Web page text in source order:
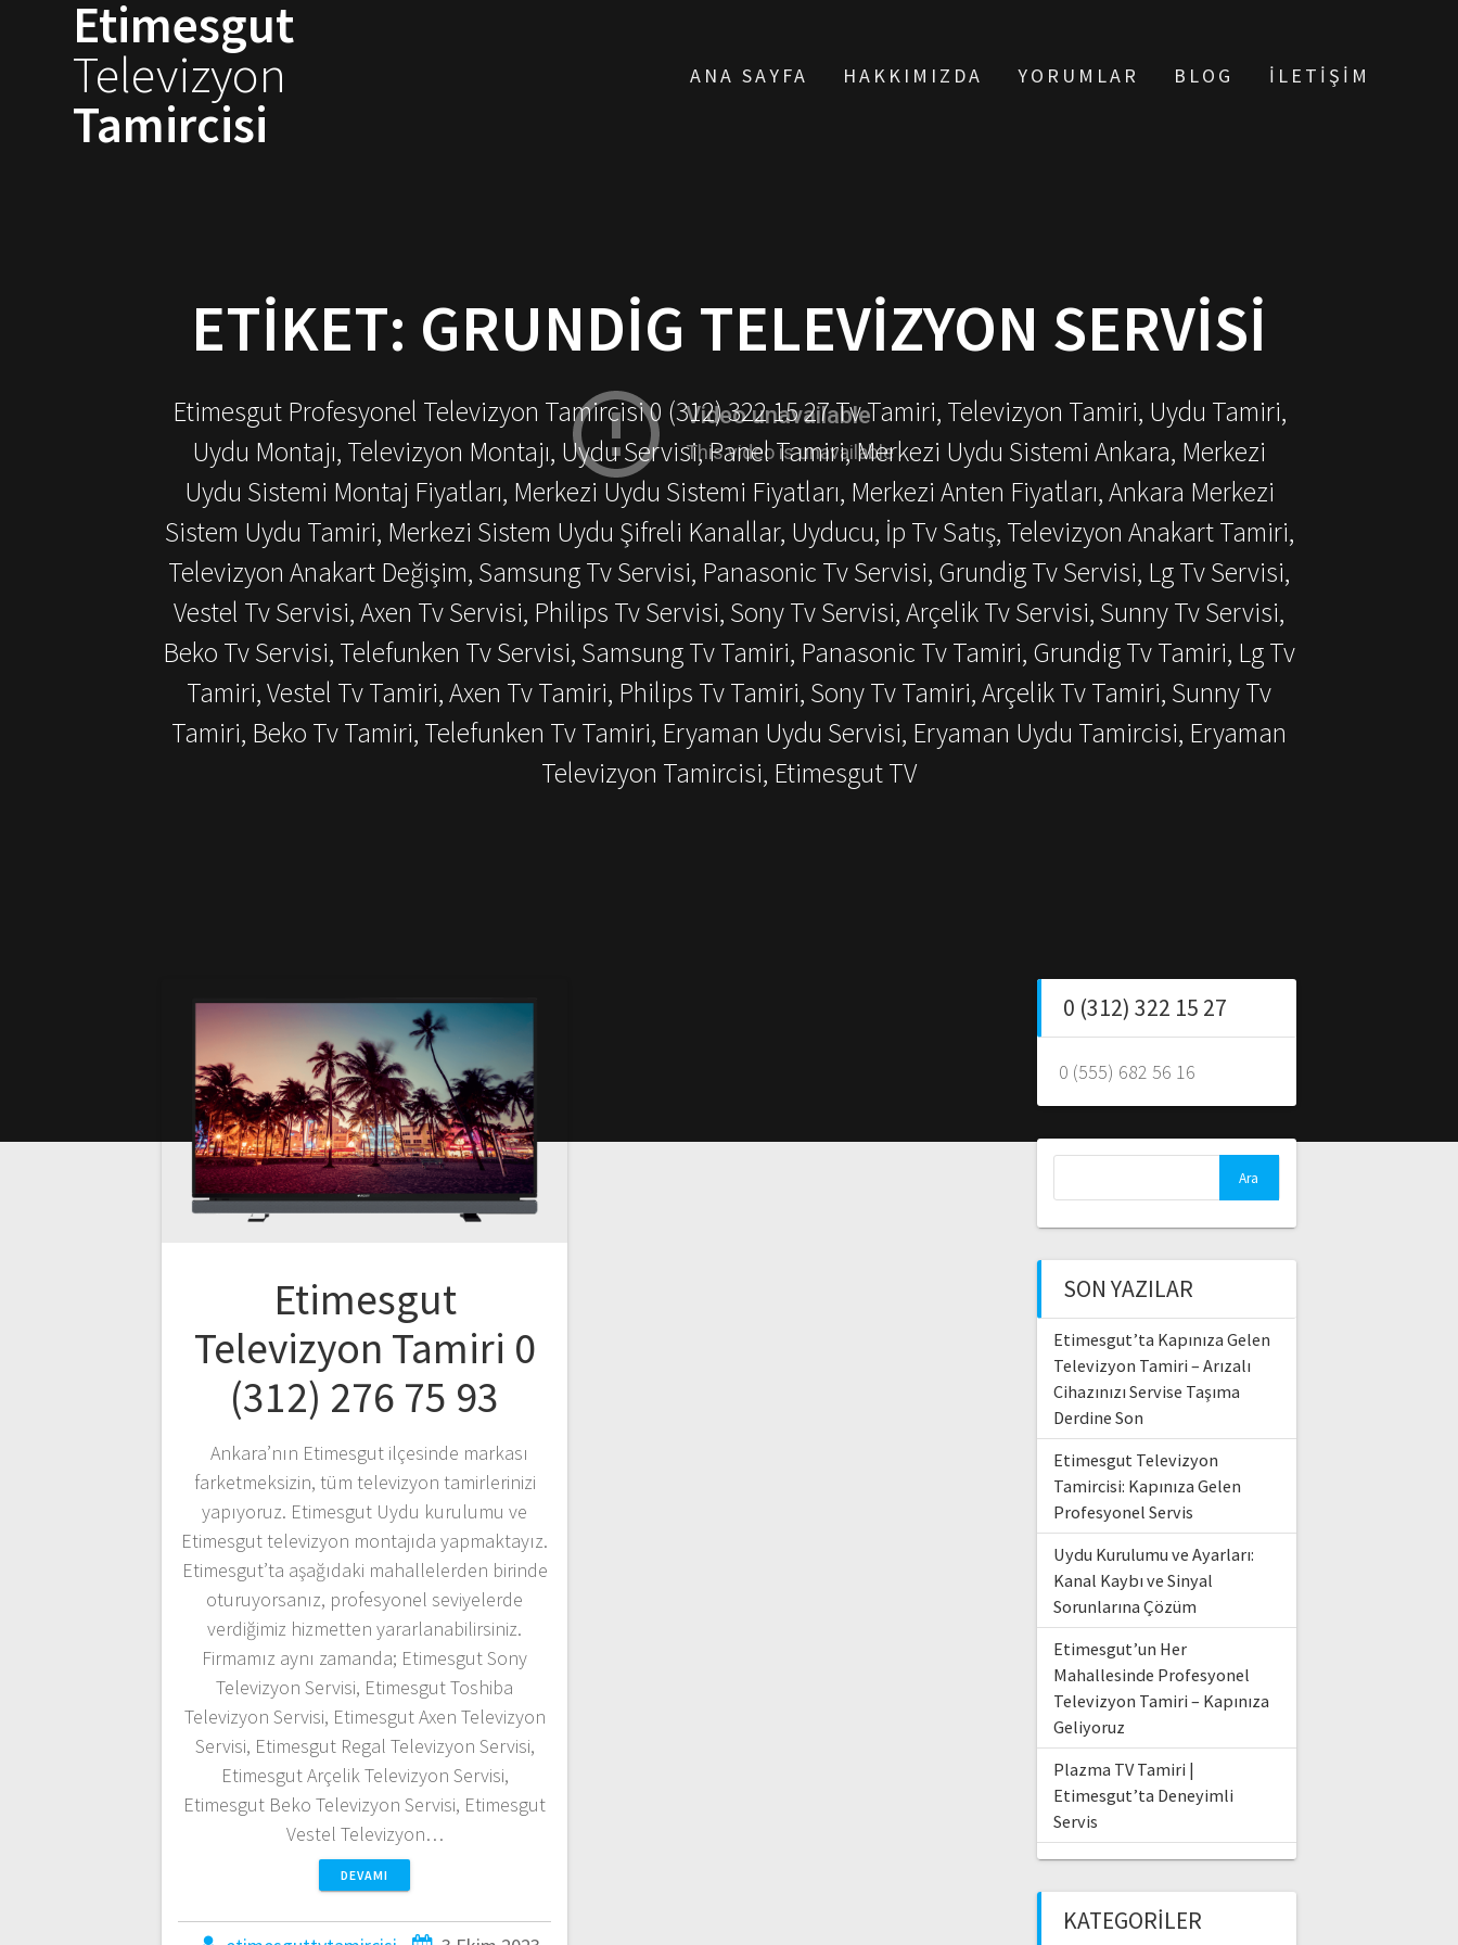
Etimesgut
Televizyon
Tamircisi
ANA SAYFA HAKKIMIZDA YORUMLAR BLOG İLETIŞIM
ETIKET: GRUNDIG TELEVIZYON SERVISI
Etimesgut Profesyonel Televizyon Tamircisi 0 (312) 322 15 27 Tv Tamiri, Televizyon Tamiri, Uydu Tamiri,
Uydu Montajı, Televizyon Montajı, Uydu Servisi, Panel Tamiri, Merkezi Uydu Sistemi Ankara, Merkezi
Uydu Sistemi Montaj Fiyatları, Merkezi Uydu Sistemi Fiyatları, Merkezi Anten Fiyatları, Ankara Merkezi
Sistem Uydu Tamiri, Merkezi Sistem Uydu Şifreli Kanallar, Uyducu, İp Tv Satış, Televizyon Anakart Tamiri,
Televizyon Anakart Değişim, Samsung Tv Servisi, Panasonic Tv Servisi, Grundig Tv Servisi, Lg Tv Servisi,
Vestel Tv Servisi, Axen Tv Servisi, Philips Tv Servisi, Sony Tv Servisi, Arçelik Tv Servisi, Sunny Tv Servisi,
Beko Tv Servisi, Telefunken Tv Servisi, Samsung Tv Tamiri, Panasonic Tv Tamiri, Grundig Tv Tamiri, Lg Tv
Tamiri, Vestel Tv Tamiri, Axen Tv Tamiri, Philips Tv Tamiri, Sony Tv Tamiri, Arçelik Tv Tamiri, Sunny Tv
Tamiri, Beko Tv Tamiri, Telefunken Tv Tamiri, Eryaman Uydu Servisi, Eryaman Uydu Tamircisi, Eryaman
Televizyon Tamircisi, Etimesgut TV
Etimesgut
Televizyon Tamiri 0
(312) 276 75 93
Ankara’nın Etimesgut ilçesinde markası
farketmeksizin, tüm televizyon tamirlerinizi
yapıyoruz. Etimesgut Uydu kurulumu ve
Etimesgut televizyon montajıda yapmaktayız.
Etimesgut’ta aşağıdaki mahallelerden birinde
oturuyorsanız, profesyonel seviyelerde
verdiğimiz hizmetten yararlanabilirsiniz.
Firmamız aynı zamanda; Etimesgut Sony
Televizyon Servisi, Etimesgut Toshiba
Televizyon Servisi, Etimesgut Axen Televizyon
Servisi, Etimesgut Regal Televizyon Servisi,
Etimesgut Arçelik Televizyon Servisi,
Etimesgut Beko Televizyon Servisi, Etimesgut
Vestel Televizyon…
DEVAMI
0 (312) 322 15 27
0 (555) 682 56 16
SON YAZILAR
Etimesgut’ta Kapınıza Gelen
Televizyon Tamiri – Arızalı
Cihazınızı Servise Taşıma
Derdine Son
Etimesgut Televizyon
Tamircisi: Kapınıza Gelen
Profesyonel Servis
Uydu Kurulumu ve Ayarları:
Kanal Kaybı ve Sinyal
Sorunlarına Çözüm
Etimesgut’un Her
Mahallesinde Profesyonel
Televizyon Tamiri – Kapınıza
Geliyoruz
Plazma TV Tamiri |
Etimesgut’ta Deneyimli
Servis
KATEGORILER